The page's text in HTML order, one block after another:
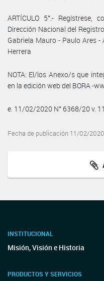
ARTÍCULO 5°.- Regístrese,
Dirección Nacional del
Gabriela Mauro - Paulo Ares -
Herrera
NOTA: El/los Anexo/s que
en la edición web del BORA -
e. 11/02/2020 N° 6368/20 v.
Fecha de publicación 11/02/2020
INSTITUCIONAL
Misión, Visión e Historia
PRODUCTOS Y SERVICIOS